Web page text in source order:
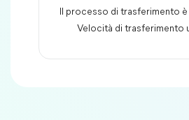
Il processo di trasferimento
Velocità di trasferimento